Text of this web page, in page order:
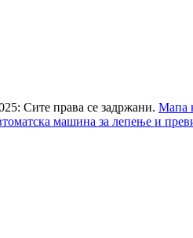
Сите права се задржани. Мапа
машина за лепење и